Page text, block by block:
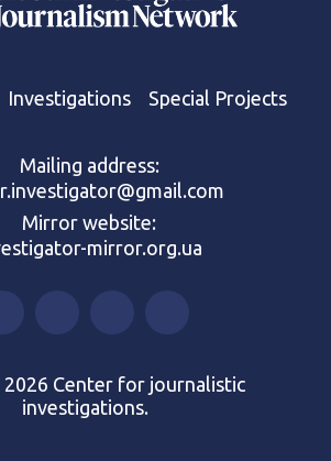
Investigations Special Projects
Mailing address:
Mirror website:
mirror.org.ua
Center for journalistic
investigations.